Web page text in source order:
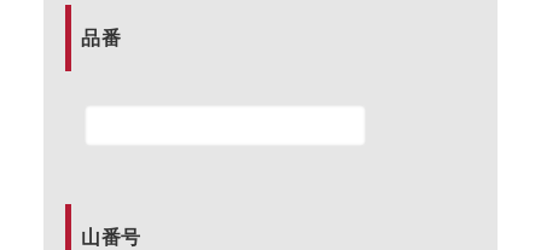
品番
山番号